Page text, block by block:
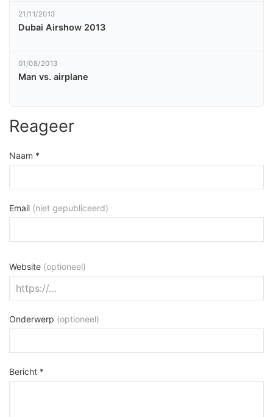
21/11/2013
Dubai Airshow 2013
01/08/2013
Man vs. airplane
Reageer
Naam *
Email (niet gepubliceerd)
Website (optioneel)
Onderwerp (optioneel)
Bericht *